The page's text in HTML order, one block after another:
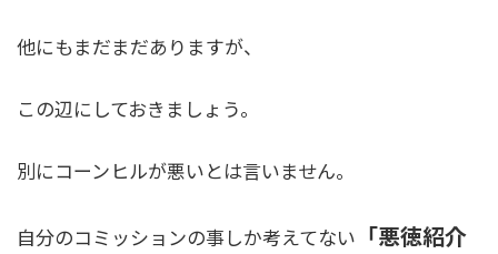
他にもまだまだありますが、
この辺にしておきましょう。
別にコーンヒルが悪いとは言いません。
自分のコミッションの事しか考えてない 「悪徳紹介